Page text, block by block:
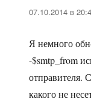
07.10.2014 в
Я немного
-$smtp_from
отправителя.
какого не